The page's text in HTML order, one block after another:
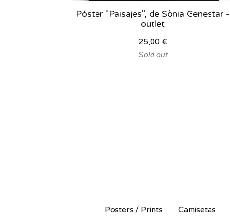
Póster "Paisajes", de Sònia Genestar -
outlet
25,00 €
Sold out
Posters / Prints Camisetas